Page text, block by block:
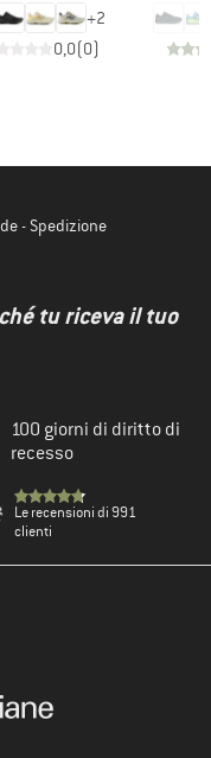
+2
0,0(0)
- Spedizione
tu riceva il tuo
100 giorni di diritto di
recesso
Le recensioni di 991
clienti